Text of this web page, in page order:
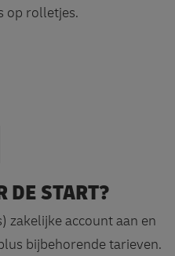
op rolletjes.
DE START?
zakelijke account aan en
bijbehorende tarieven.